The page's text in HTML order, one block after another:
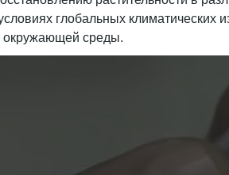
глобальных климатических
окружающей среды.